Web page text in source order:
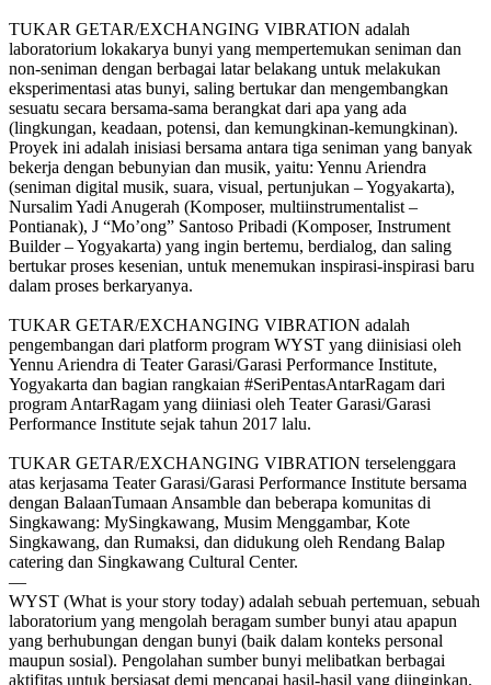
TUKAR GETAR/EXCHANGING VIBRATION adalah
laboratorium lokakarya bunyi yang mempertemukan seniman dan
non-seniman dengan berbagai latar belakang untuk melakukan
eksperimentasi atas bunyi, saling bertukar dan mengembangkan
sesuatu secara bersama-sama berangkat dari apa yang ada
(lingkungan, keadaan, potensi, dan kemungkinan-kemungkinan).
Proyek ini adalah inisiasi bersama antara tiga seniman yang banyak
bekerja dengan bebunyian dan musik, yaitu: Yennu Ariendra
(seniman digital musik, suara, visual, pertunjukan – Yogyakarta),
Nursalim Yadi Anugerah (Komposer, multiinstrumentalist –
Pontianak), J “Mo’ong” Santoso Pribadi (Komposer, Instrument
Builder – Yogyakarta) yang ingin bertemu, berdialog, dan saling
bertukar proses kesenian, untuk menemukan inspirasi-inspirasi baru
dalam proses berkaryanya.
TUKAR GETAR/EXCHANGING VIBRATION adalah
pengembangan dari platform program WYST yang diinisiasi oleh
Yennu Ariendra di Teater Garasi/Garasi Performance Institute,
Yogyakarta dan bagian rangkaian #SeriPentasAntarRagam dari
program AntarRagam yang diiniasi oleh Teater Garasi/Garasi
Performance Institute sejak tahun 2017 lalu.
TUKAR GETAR/EXCHANGING VIBRATION terselenggara
atas kerjasama Teater Garasi/Garasi Performance Institute bersama
dengan BalaanTumaan Ansamble dan beberapa komunitas di
Singkawang: MySingkawang, Musim Menggambar, Kote
Singkawang, dan Rumaksi, dan didukung oleh Rendang Balap
catering dan Singkawang Cultural Center.
—
WYST (What is your story today) adalah sebuah pertemuan, sebuah
laboratorium yang mengolah beragam sumber bunyi atau apapun
yang berhubungan dengan bunyi (baik dalam konteks personal
maupun sosial). Pengolahan sumber bunyi melibatkan berbagai
aktifitas untuk bersiasat demi mencapai hasil-hasil yang diinginkan,